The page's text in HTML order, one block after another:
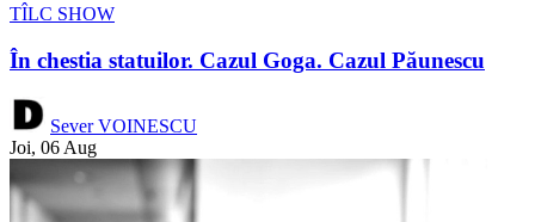
TÎLC SHOW
În chestia statuilor. Cazul Goga. Cazul Păunescu
Sever VOINESCU
Joi, 06 Aug